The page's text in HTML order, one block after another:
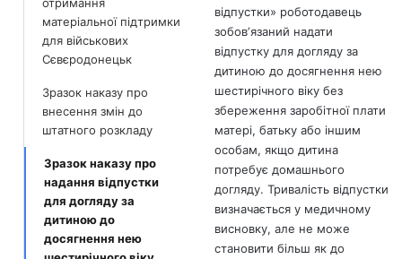
матеріальної підтримки
для військових
Сєвєродонецьк
Зразок наказу про
внесення змін до
штатного розкладу
Зразок наказу про
надання відпустки
для догляду за
дитиною до
досягнення нею
відпустки» роботодавець
зобовʼязаний надати
відпустку для догляду за
дитиною до досягнення нею
шестирічного віку без
збереження заробітної плати
матері, батьку або іншим
особам, якщо дитина
потребує домашнього
догляду. Тривалість відпустки
визначається у медичному
висновку, але не може
становити більш як до